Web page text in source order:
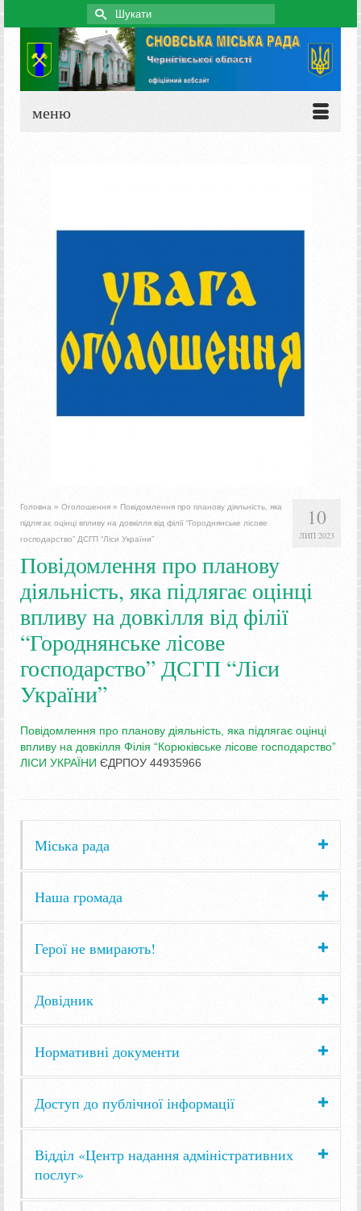
Search
for:
меню
10
ЛИП 2023
Головна » Оголошення » Повідомлення про планову діяльність, яка
підлягає оцінці впливу на довкілля від філії “Городнянське лісове
господарство” ДСГП “Ліси України”
Повідомлення про планову
діяльність, яка підлягає оцінці
впливу на довкілля від філії
“Городнянське лісове
господарство” ДСГП “Ліси
України”
Повідомлення про планову діяльність, яка підлягає оцінці
впливу на довкілля Філія “Корюківське лісове господарство”
ЛІСИ УКРАЇНИ ЄДРПОУ 44935966
Міська рада
Наша громада
Герої не вмирають!
Довідник
Нормативні документи
Доступ до публічної інформації
Відділ «Центр надання адміністративних
послуг»